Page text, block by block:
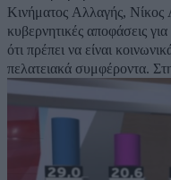
Κινήματος Αλλαγής, Νίκος
κυβερνητικές αποφάσεις
ότι πρέπει να είναι